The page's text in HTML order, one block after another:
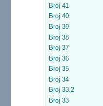
Broj 41
Broj 40
Broj 39
Broj 38
Broj 37
Broj 36
Broj 35
Broj 34
Broj 33.2
Broj 33